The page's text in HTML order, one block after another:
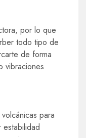
por lo que
todo tipo de
de forma
vibraciones
para